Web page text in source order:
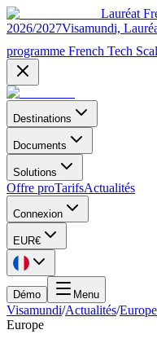
Lauréat
2026/2027Visamundi,
programme French Tech
Destinations
Documents
Solutions
Offre proTarifsActualités
Connexion
EUR€
Démo Menu
Visamundi/Actualités/Europe
Europe